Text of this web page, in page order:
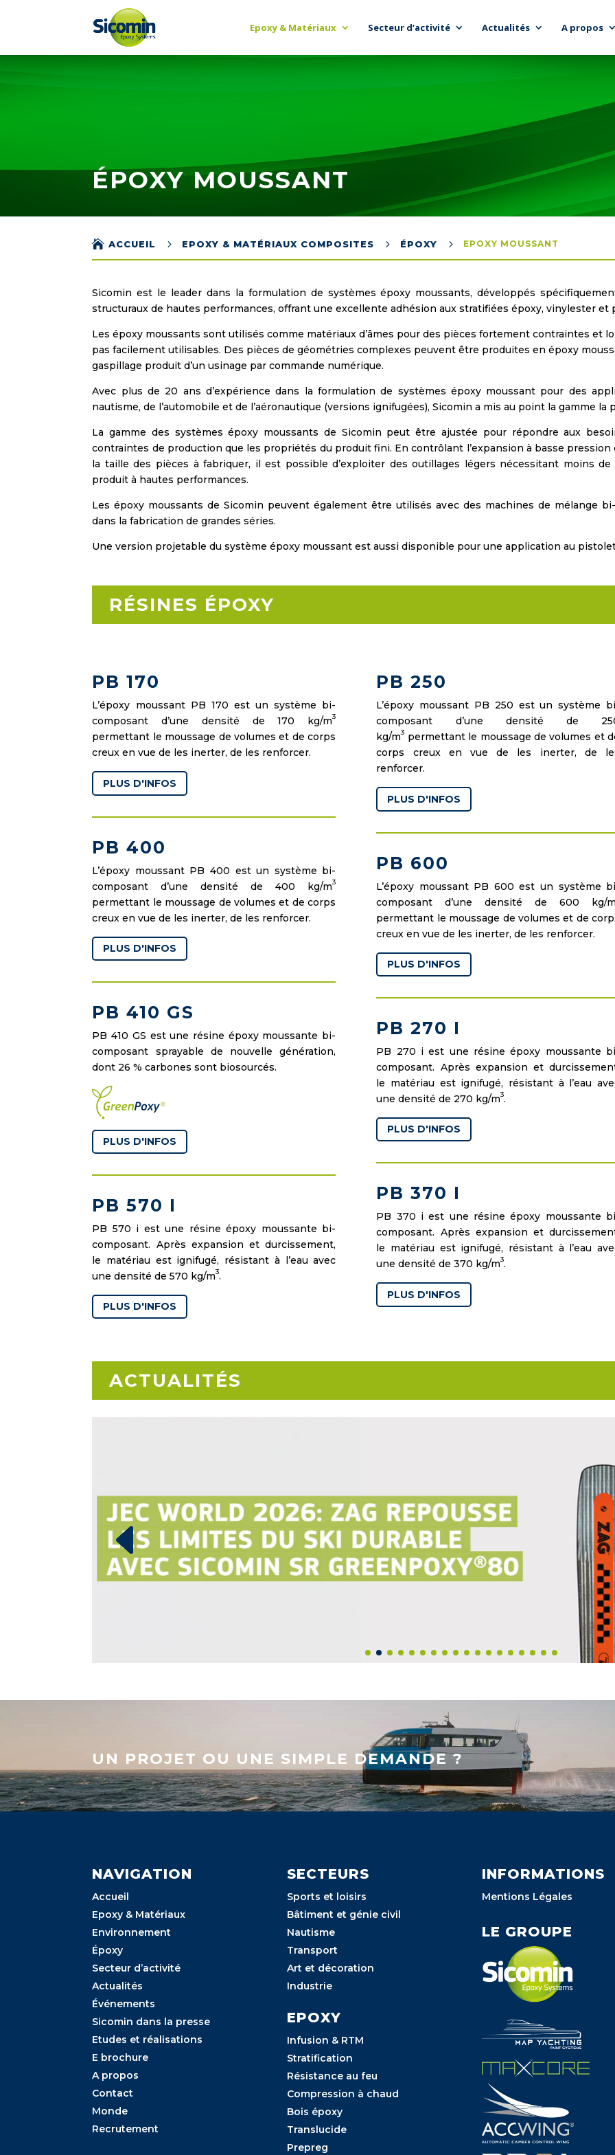
Epoxy & Matériaux Secteur d’activité Actualités A propos
ÉPOXY MOUSSANT
 ACCUEIL 5 EPOXY & MATÉRIAUX COMPOSITES 5 ÉPOXY 5 EPOXY MOUSSANT
Sicomin est le leader dans la formulation de systèmes époxy moussants, développés
structuraux de hautes performances, offrant une excellente adhésion aux stratifiées époxy, vinylester et
Les époxy moussants sont utilisés comme matériaux d’âmes pour des pièces fortement contraintes et
pas facilement utilisables. Des pièces de géométries complexes peuvent être produites en époxy
gaspillage produit d’un usinage par commande numérique.
Avec plus de 20 ans d’expérience dans la formulation de systèmes époxy moussant pour des
nautisme, de l’automobile et de l’aéronautique (versions ignifugées), Sicomin a mis au point la gamme
La gamme des systèmes époxy moussants de Sicomin peut être ajustée pour répondre aux
contraintes de production que les propriétés du produit fini. En contrôlant l’expansion à basse
la taille des pièces à fabriquer, il est possible d’exploiter des outillages légers nécessitant moins
produit à hautes performances.
Les époxy moussants de Sicomin peuvent également être utilisés avec des machines de mélange
dans la fabrication de grandes séries.
Une version projetable du système époxy moussant est aussi disponible pour une application au
RÉSINES ÉPOXY
PB 170
L’époxy moussant PB 170 est un système bi-
composant d’une densité de 170 kg/m3
permettant le moussage de volumes et de corps
creux en vue de les inerter, de les renforcer.
PLUS D'INFOS
PB 400
L’époxy moussant PB 400 est un système bi-
composant d’une densité de 400 kg/m3
permettant le moussage de volumes et de corps
creux en vue de les inerter, de les renforcer.
PLUS D'INFOS
PB 410 GS
PB 410 GS est une résine époxy moussante bi-
composant sprayable de nouvelle génération,
dont 26 % carbones sont biosourcés.
PLUS D'INFOS
PB 570 I
PB 570 i est une résine époxy moussante bi-
composant. Après expansion et durcissement,
le matériau est ignifugé, résistant à l’eau avec
une densité de 570 kg/m3.
PLUS D'INFOS
PB 250
L’époxy moussant PB 250 est un système
composant d’une densité de
kg/m3 permettant le moussage de volumes et
corps creux en vue de les inerter, de
renforcer.
PLUS D'INFOS
PB 600
L’époxy moussant PB 600 est un système
composant d’une densité de 600 kg/
permettant le moussage de volumes et de
creux en vue de les inerter, de les renforcer.
PLUS D'INFOS
PB 270 I
PB 270 i est une résine époxy moussante
composant. Après expansion et
le matériau est ignifugé, résistant à l’eau
une densité de 270 kg/m3.
PLUS D'INFOS
PB 370 I
PB 370 i est une résine époxy moussante
composant. Après expansion et
le matériau est ignifugé, résistant à l’eau
une densité de 370 kg/m3.
PLUS D'INFOS
ACTUALITÉS
UN PROJET OU UNE SIMPLE DEMANDE ?
NAVIGATION
Accueil
Epoxy & Matériaux
Environnement
Époxy
Secteur d’activité
Actualités
Événements
Sicomin dans la presse
Etudes et réalisations
E brochure
A propos
Contact
Monde
Recrutement
SECTEURS
Sports et loisirs
Bâtiment et génie civil
Nautisme
Transport
Art et décoration
Industrie
EPOXY
Infusion & RTM
Stratification
Résistance au feu
Compression à chaud
Bois époxy
Translucide
Prepreg
INFORMATIONS
Mentions Légales
LE GROUPE